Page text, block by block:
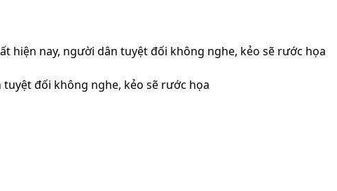
hiện nay, người dân tuyệt đối không nghe, kẻo sẽ rước họa
đối không nghe, kẻo sẽ rước họa